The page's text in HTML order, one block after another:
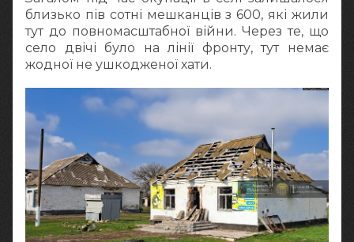
близько пів сотні мешканців з 600, які жили
тут до повномасштабної війни. Через те, що
село двічі було на лінії фронту, тут немає
жодної не ушкодженої хати.